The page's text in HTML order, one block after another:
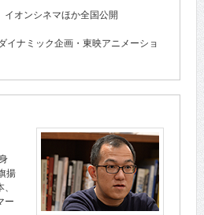
オンシネマほか全国公開
イナミック企画・東映アニメーショ
揚
ー